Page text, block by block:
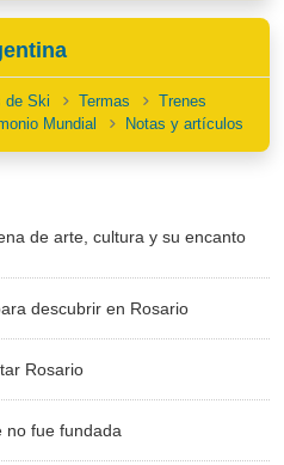
de Ski Termas
Trenes
Mundial Notas y artículos
de arte, cultura y su encanto
descubrir en Rosario
Rosario
no fue fundada